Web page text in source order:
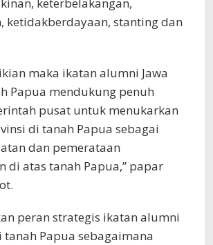
ketidakberdayaan, stanting dan
maka ikatan alumni Jawa
Papua mendukung penuh
pusat untuk menukarkan
di tanah Papua sebagai
dan pemerataan
di atas tanah Papua,” papar
peran strategis ikatan alumni
tanah Papua sebagaimana